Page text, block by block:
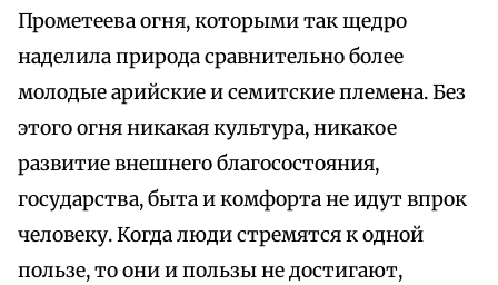
Прометеева огня, которыми так щедро
наделила природа сравнительно более
молодые арийские и семитские племена. Без
этого огня никакая культура, никакое
развитие внешнего благосостояния,
государства, быта и комфорта не идут впрок
человеку. Когда люди стремятся к одной
пользе, то они и пользы не достигают,